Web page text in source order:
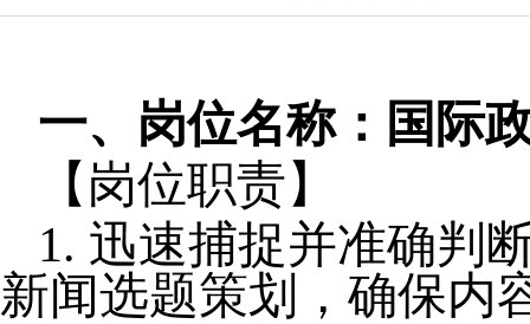
一、岗位名称：国际
【岗位职责】
1. 迅速捕捉并准确判
新闻选题策划，确保内